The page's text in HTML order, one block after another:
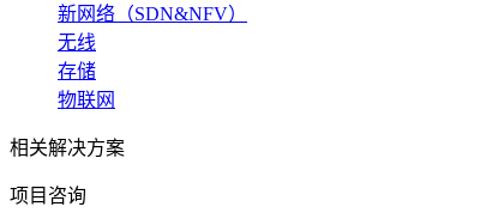
新网络（SDN&NFV）
无线
存储
物联网
相关解决方案
项目咨询